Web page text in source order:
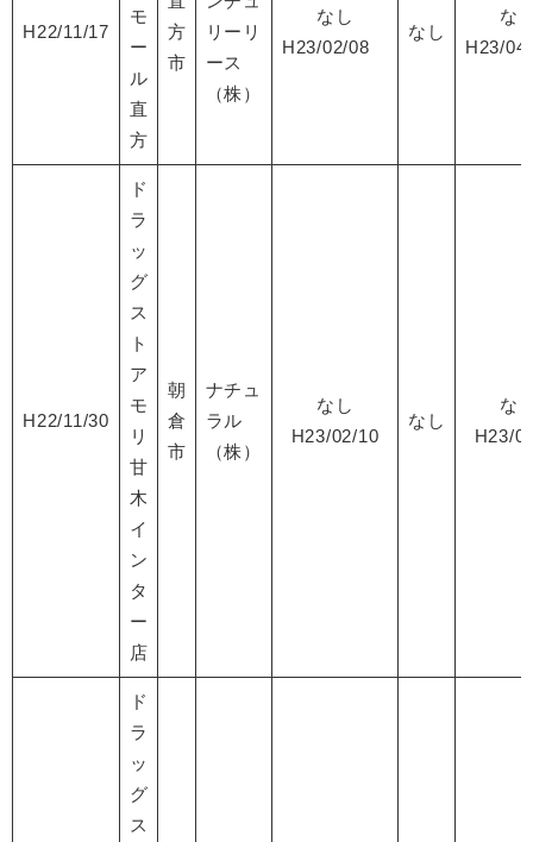
H22/11/17
モ
ー
ル
直
方
方
市
リーリ
ース
（株）
なし
H23/02/08
なし
な
H23/
H22/11/30
ド
ラ
ッ
グ
ス
ト
ア
モ
リ
甘
木
イ
ン
タ
ー
店
朝
倉
市
ナチュ
ラル
（株）
なし
H23/02/10
なし
な
H23/
ド
ラ
ッ
グ
ス